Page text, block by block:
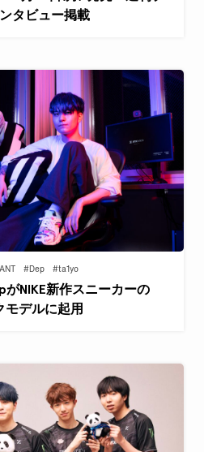
タビュー掲載
#Dep #ta1yo
NIKE新作スニーカーの
モデルに起用